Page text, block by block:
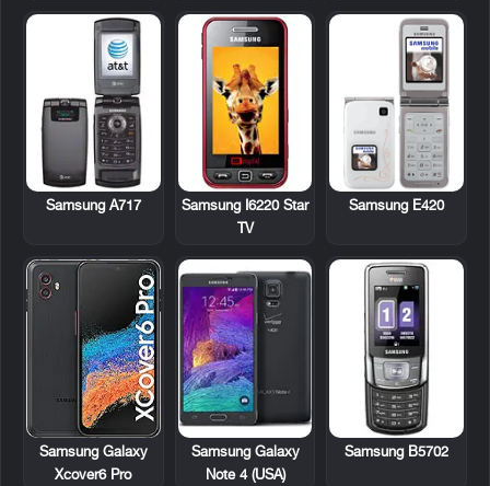
Samsung E420
Samsung I6220 Star
TV
Samsung A717
Samsung B5702
Samsung Galaxy
Note 4 (USA)
Samsung Galaxy
Xcover6 Pro